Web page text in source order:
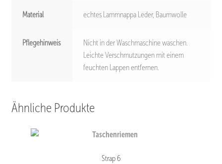
Material echtes Lammnappa Leder, Baumwolle
Pflegehinweis
Nicht in der Waschmaschine waschen.
Leichte Verschmutzungen mit einem
feuchten Lappen entfernen.
Ähnliche Produkte
Strap 6